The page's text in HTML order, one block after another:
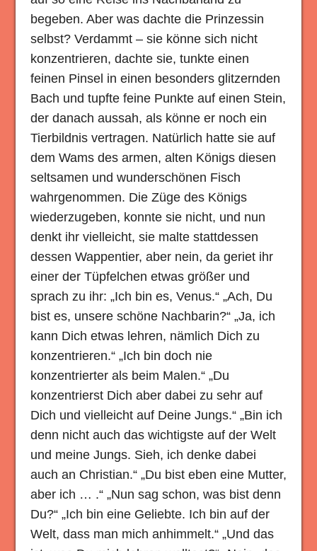
begeben. Aber was dachte die Prinzessin
selbst? Verdammt – sie könne sich nicht
konzentrieren, dachte sie, tunkte einen
feinen Pinsel in einen besonders glitzernden
Bach und tupfte feine Punkte auf einen Stein,
der danach aussah, als könne er noch ein
Tierbildnis vertragen. Natürlich hatte sie auf
dem Wams des armen, alten Königs diesen
seltsamen und wunderschönen Fisch
wahrgenommen. Die Züge des Königs
wiederzugeben, konnte sie nicht, und nun
denkt ihr vielleicht, sie malte stattdessen
dessen Wappentier, aber nein, da geriet ihr
einer der Tüpfelchen etwas größer und
sprach zu ihr: „Ich bin es, Venus.“ „Ach, Du
bist es, unsere schöne Nachbarin?“ „Ja, ich
kann Dich etwas lehren, nämlich Dich zu
konzentrieren.“ „Ich bin doch nie
konzentrierter als beim Malen.“ „Du
konzentrierst Dich aber dabei zu sehr auf
Dich und vielleicht auf Deine Jungs.“ „Bin ich
denn nicht auch das wichtigste auf der Welt
und meine Jungs. Sieh, ich denke dabei
auch an Christian.“ „Du bist eben eine Mutter,
aber ich … .“ „Nun sag schon, was bist denn
Du?“ „Ich bin eine Geliebte. Ich bin auf der
Welt, dass man mich anhimmelt.“ „Und das